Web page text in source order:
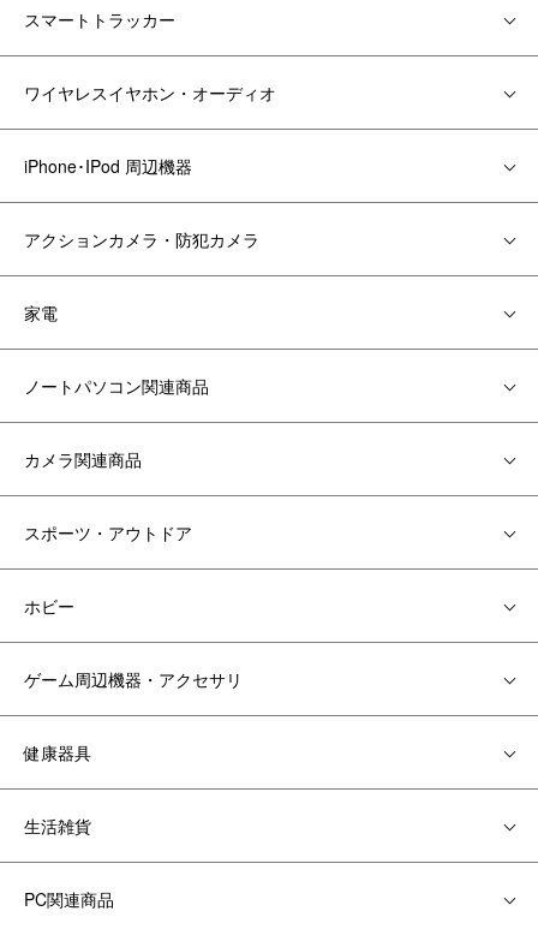
スマートトラッカー
ワイヤレスイヤホン・オーディオ
iPhone･IPod 周辺機器
アクションカメラ・防犯カメラ
家電
ノートパソコン関連商品
カメラ関連商品
スポーツ・アウトドア
ホビー
ゲーム周辺機器・アクセサリ
健康器具
生活雑貨
PC関連商品